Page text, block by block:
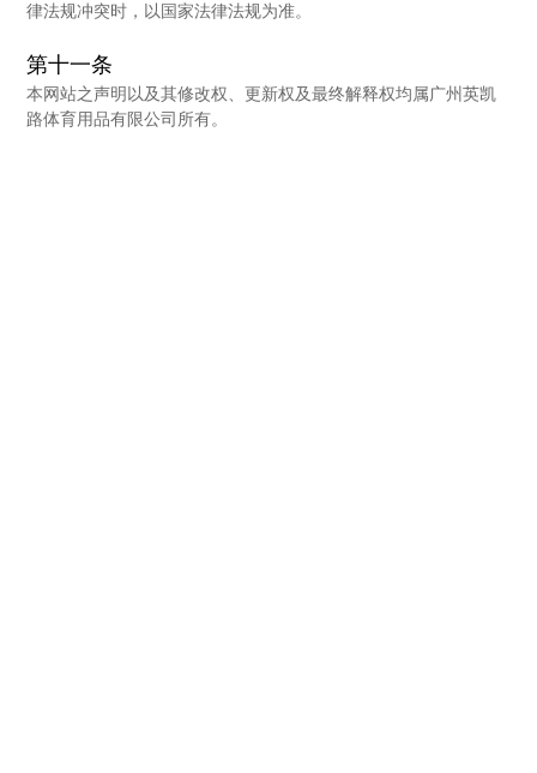
律法规冲突时，以国家法律法规为准。
第十一条
本网站之声明以及其修改权、更新权及最终解释权均属广州英凯
路体育用品有限公司所有。